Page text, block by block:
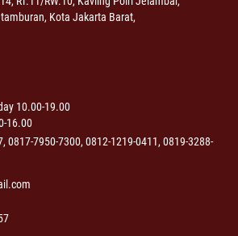
Kota Jakarta Barat,
10.00-19.00
16.00
0817-7950-7300, 0812-1219-0411, 0819-3288-